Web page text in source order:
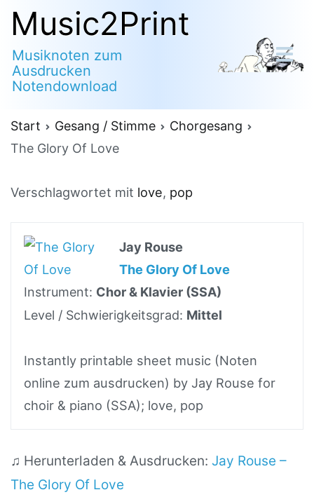
Zum
Inhalt
springen
Music2Print
Musiknoten zum
Ausdrucken
Notendownload
Start Gesang / Stimme
Chorgesang
The Glory Of Love
Verschlagwortet mit love, pop
Jay Rouse
The Glory Of Love
Instrument: Chor & Klavier (SSA)
Level / Schwierigkeitsgrad: Mittel
Instantly printable sheet music (Noten
online zum ausdrucken) by Jay Rouse for
choir & piano (SSA); love, pop
♫ Herunterladen & Ausdrucken: Jay Rouse –
The Glory Of Love